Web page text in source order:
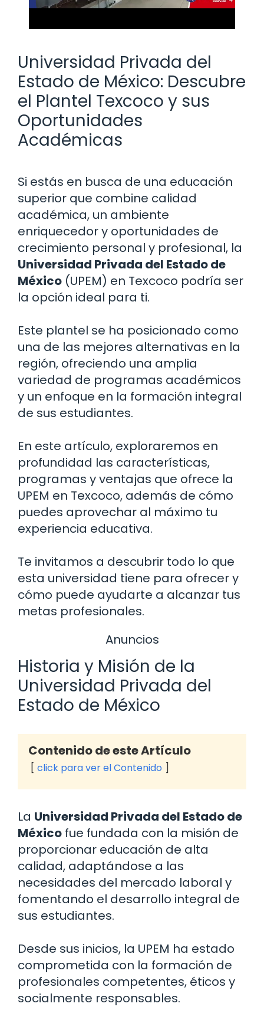
Universidad Privada del
Estado de México: Descubre
el Plantel Texcoco y sus
Oportunidades
Académicas
Si estás en busca de una educación
superior que combine calidad
académica, un ambiente
enriquecedor y oportunidades de
crecimiento personal y profesional, la
Universidad Privada del Estado de
México (UPEM) en Texcoco podría ser
la opción ideal para ti.
Este plantel se ha posicionado como
una de las mejores alternativas en la
región, ofreciendo una amplia
variedad de programas académicos
y un enfoque en la formación integral
de sus estudiantes.
En este artículo, exploraremos en
profundidad las características,
programas y ventajas que ofrece la
UPEM en Texcoco, además de cómo
puedes aprovechar al máximo tu
experiencia educativa.
Te invitamos a descubrir todo lo que
esta universidad tiene para ofrecer y
cómo puede ayudarte a alcanzar tus
metas profesionales.
Anuncios
Historia y Misión de la
Universidad Privada del
Estado de México
Contenido de este Artículo
click para ver el Contenido
La Universidad Privada del Estado de
México fue fundada con la misión de
proporcionar educación de alta
calidad, adaptándose a las
necesidades del mercado laboral y
fomentando el desarrollo integral de
sus estudiantes.
Desde sus inicios, la UPEM ha estado
comprometida con la formación de
profesionales competentes, éticos y
socialmente responsables.